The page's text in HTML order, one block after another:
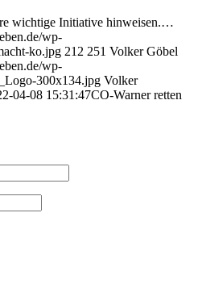
wichtige Initiative hinweisen.…
wp-
ko.jpg 212 251 Volker Göbel
wp-
300x134.jpg Volker
04-08 15:31:47CO-Warner retten